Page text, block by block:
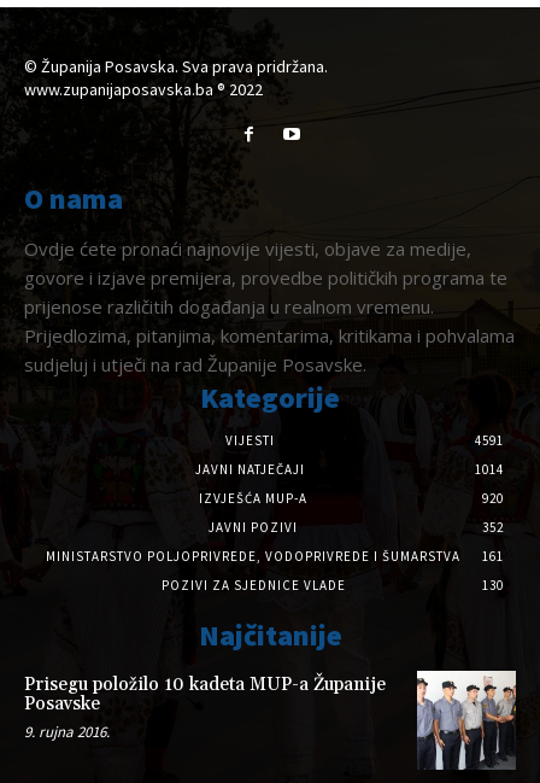
© Županija Posavska. Sva prava pridržana.
www.zupanijaposavska.ba ® 2022
O nama
Ovdje ćete pronaći najnovije vijesti, objave za medije,
govore i izjave premijera, provedbe političkih programa te
prijenose različitih događanja u realnom vremenu.
Prijedlozima, pitanjima, komentarima, kritikama i pohvalama
sudjeluj i utječi na rad Županije Posavske.
Kategorije
VIJESTI
4591
JAVNI NATJEČAJI
1014
IZVJEŠĆA MUP-A
920
JAVNI POZIVI
352
MINISTARSTVO POLJOPRIVREDE, VODOPRIVREDE I ŠUMARSTVA
161
POZIVI ZA SJEDNICE VLADE
130
Najčitanije
Prisegu položilo 10 kadeta MUP-a Županije
Posavske
9. rujna 2016.